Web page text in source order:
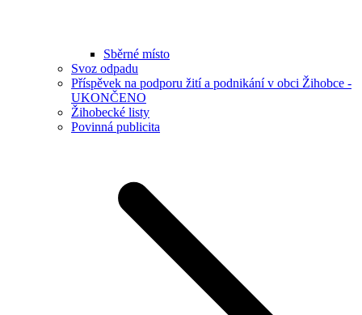
Sběrné místo
Svoz odpadu
Příspěvek na podporu žití a podnikání v obci Žihobce -
UKONČENO
Žihobecké listy
Povinná publicita